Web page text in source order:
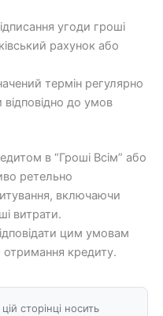
угоди гроші
рахунок або
термін регулярно
відповідно до умов
в “Гроші Всім” або
ретельно
включаючи
витрати.
цим умовам
кредиту.
сторінці носить